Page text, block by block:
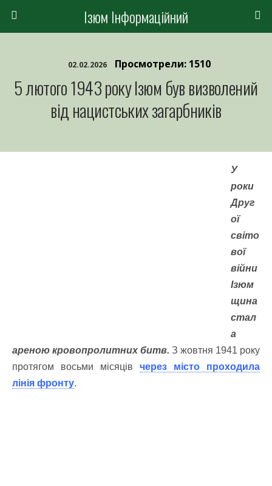
Ізюм Інформаційний
02.02.2026 Просмотрели: 1510
5 лютого 1943 року Ізюм був визволений
від нацистських загарбників
У
роки
Друг
ої
світо
вої
війни
Ізюм
щина
стал
а
ареною кровопролитних битв. З жовтня 1941 року
протягом восьми місяців через місто проходила
лінія фронту.